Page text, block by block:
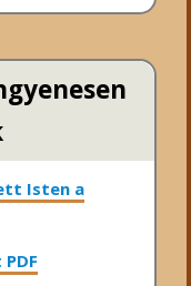
Isten a